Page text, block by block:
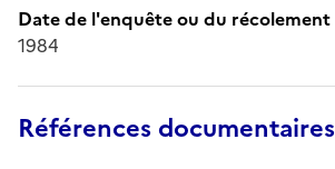
Date de l'enquête ou du récolement
1984
Références documentaires